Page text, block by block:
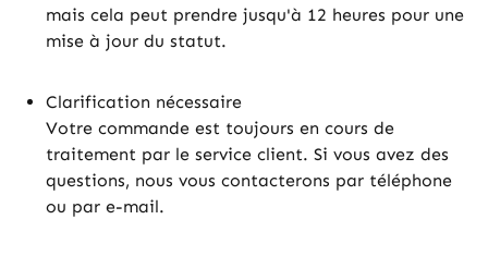
mais cela peut prendre jusqu'à 12 heures pour une
mise à jour du statut.
Clarification nécessaire
Votre commande est toujours en cours de
traitement par le service client. Si vous avez des
questions, nous vous contacterons par téléphone
ou par e-mail.